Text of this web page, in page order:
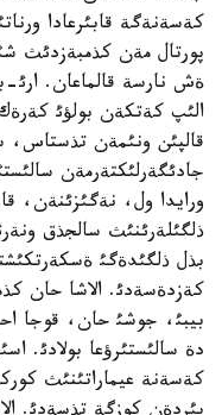
كةسةنةگة قابئرعادا
پورتال مةن كذمبةزدئث
ةش نارسة قالماعان. ارئ-
الئپ كةتكةن بولؤئ
قالپئن ونئمةن تذستاس،
جادئگةرلئكتةرمةن
ورايدا ول، نةگئزئنةن،
ذلگئلةرئنئث سالجذق ونةرئ
بذل ذلگئدةگئ
كةزدةسةدئ. الاشا حان
بيبئ، جوشئ حان، قوجا
دة سالئستئرؤعا بولادئ.
كةسةنة عيماراتئنئث